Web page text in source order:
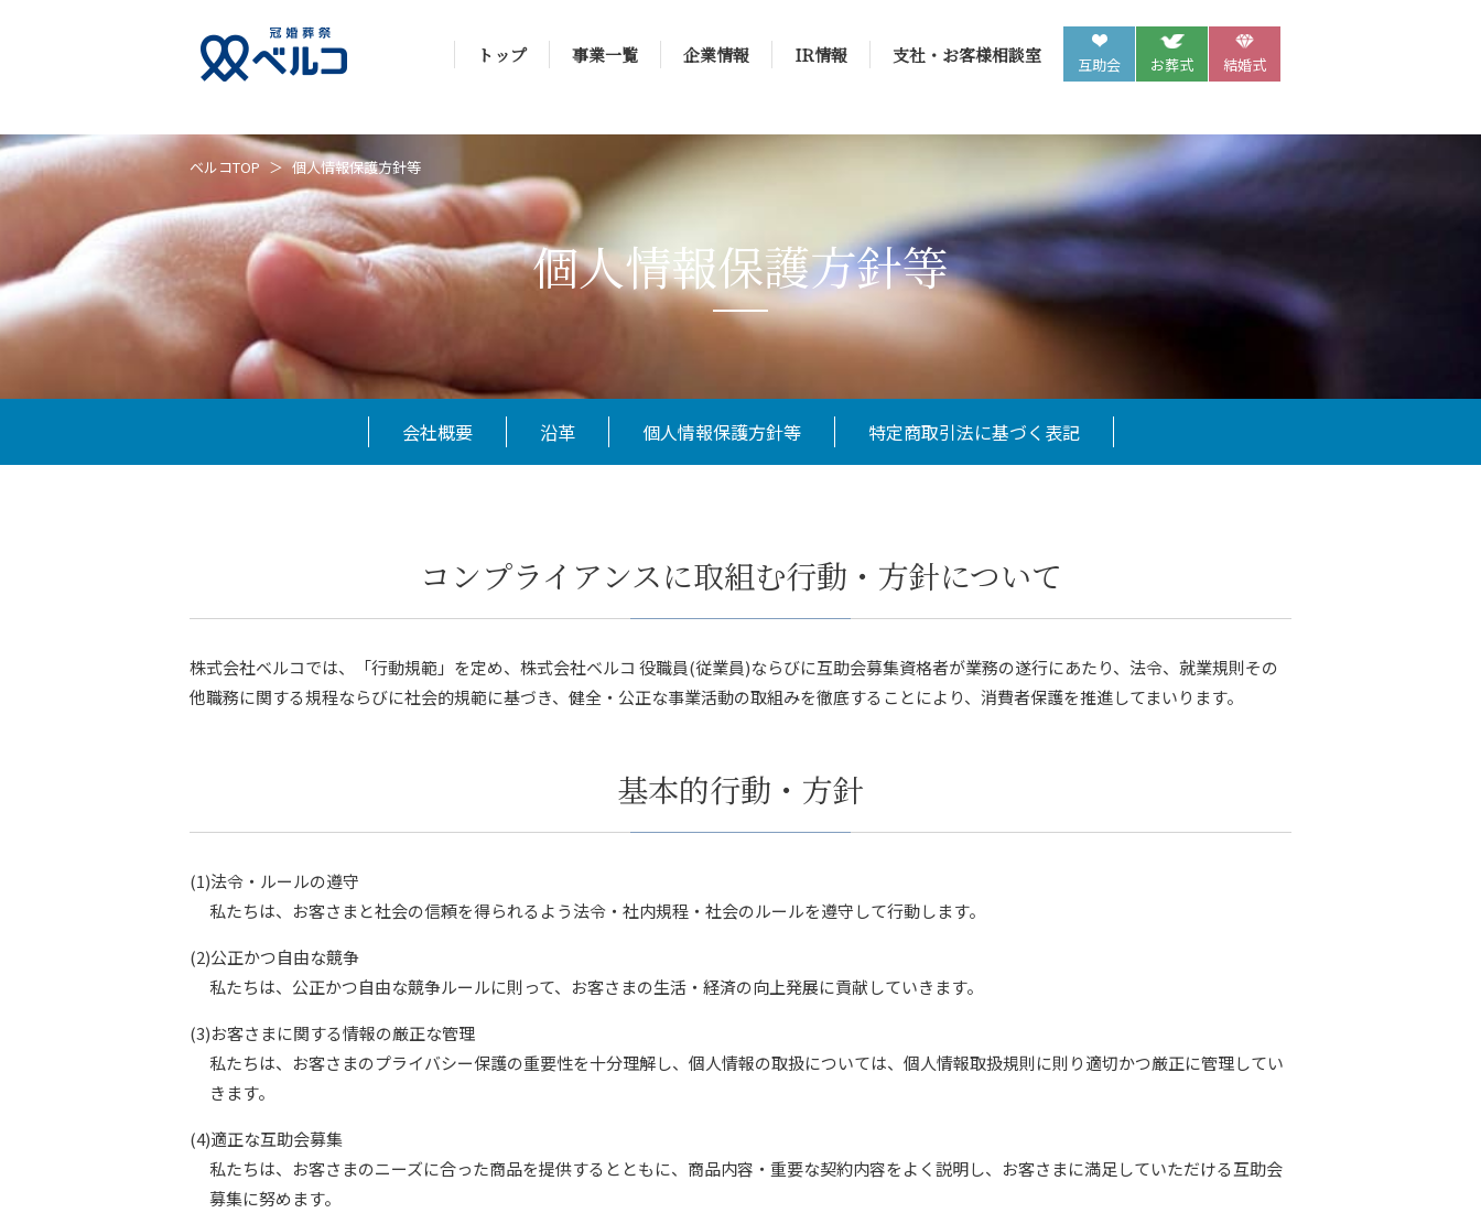
トップ 事業一覧 企業情報 IR情報 支社・お客様相談室 互助会 お葬式 結婚式
ベルコTOP 個人情報保護方針等
個人情報保護方針等
会社概要 沿革 個人情報保護方針等 特定商取引法に基づく表記
コンプライアンスに取組む行動・方針について
株式会社ベルコでは、「行動規範」を定め、株式会社ベルコ 役職員(従業員)ならびに互助会募集資格者が業務の遂行にあたり、法令、就業規則その
他職務に関する規程ならびに社会的規範に基づき、健全・公正な事業活動の取組みを徹底することにより、消費者保護を推進してまいります。
基本的行動・方針
(1)法令・ルールの遵守
私たちは、お客さまと社会の信頼を得られるよう法令・社内規程・社会のルールを遵守して行動します。
(2)公正かつ自由な競争
私たちは、公正かつ自由な競争ルールに則って、お客さまの生活・経済の向上発展に貢献していきます。
(3)お客さまに関する情報の厳正な管理
私たちは、お客さまのプライバシー保護の重要性を十分理解し、個人情報の取扱については、個人情報取扱規則に則り適切かつ厳正に管理してい
きます。
(4)適正な互助会募集
私たちは、お客さまのニーズに合った商品を提供するとともに、商品内容・重要な契約内容をよく説明し、お客さまに満足していただける互助会
募集に努めます。